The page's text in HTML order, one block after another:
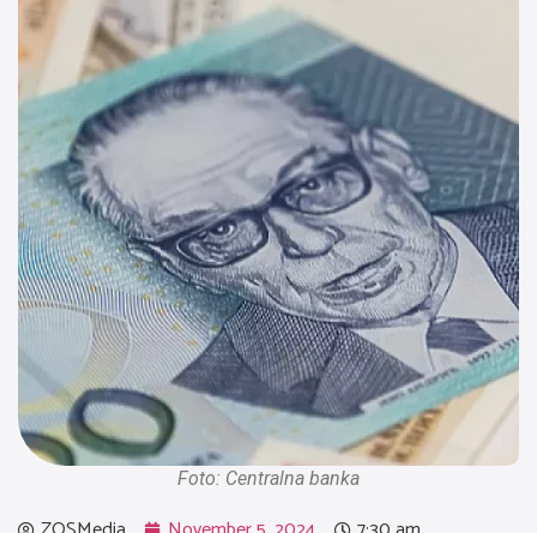
Foto: Centralna banka